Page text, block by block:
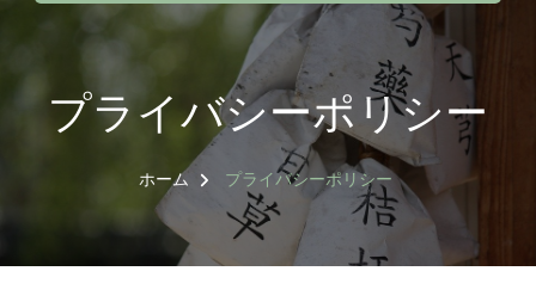
プライバシーポリシー
ホーム プライバシーポリシー